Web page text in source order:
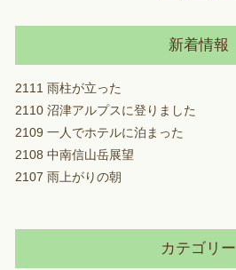
新着情報
2111 雨柱が立った
2110 沼津アルプスに登りました
2109 一人でホテルに泊まった
2108 中南信山岳展望
2107 雨上がりの朝
カテゴリー